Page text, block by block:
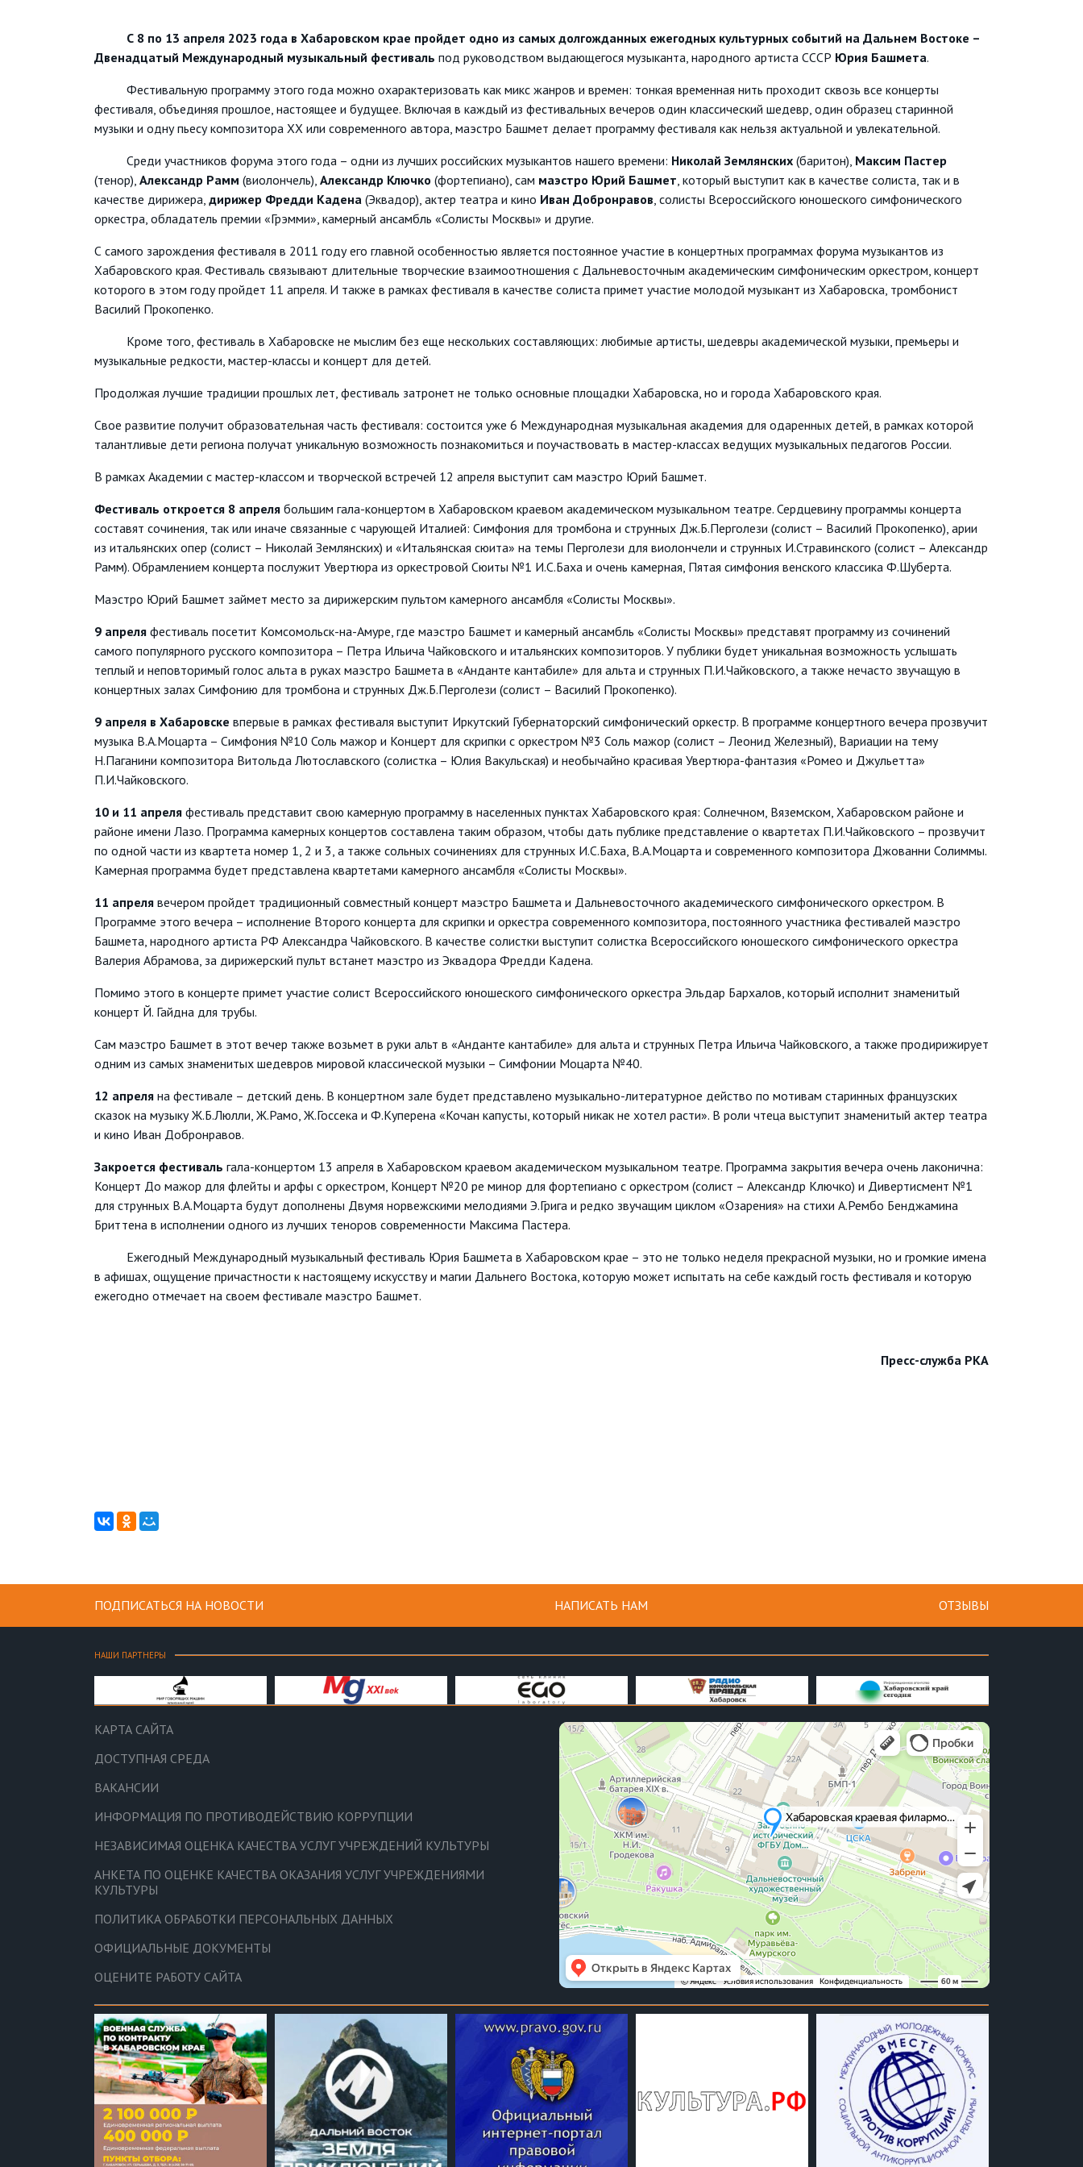
С 8 по 13 апреля 2023 года в Хабаровском крае пройдет одно из самых долгожданных ежегодных культурных событий на Дальнем Востоке –
Двенадцатый Международный музыкальный фестиваль под руководством выдающегося музыканта, народного артиста СССР Юрия Башмета.
Фестивальную программу этого года можно охарактеризовать как микс жанров и времен: тонкая временная нить проходит сквозь все концерты
фестиваля, объединяя прошлое, настоящее и будущее. Включая в каждый из фестивальных вечеров один классический шедевр, один образец старинной
музыки и одну пьесу композитора XX или современного автора, маэстро Башмет делает программу фестиваля как нельзя актуальной и увлекательной.
Среди участников форума этого года – одни из лучших российских музыкантов нашего времени: Николай Землянских (баритон), Максим Пастер
(тенор), Александр Рамм (виолончель), Александр Ключко (фортепиано), сам маэстро Юрий Башмет , который выступит как в качестве солиста, так и в
качестве дирижера, дирижер Фредди Кадена (Эквадор), актер театра и кино Иван Добронравов , солисты Всероссийского юношеского симфонического
оркестра, обладатель премии «Грэмми», камерный ансамбль «Солисты Москвы» и другие.
С самого зарождения фестиваля в 2011 году его главной особенностью является постоянное участие в концертных программах форума музыкантов из
Хабаровского края. Фестиваль связывают длительные творческие взаимоотношения с Дальневосточным академическим симфоническим оркестром, концерт
которого в этом году пройдет 11 апреля. И также в рамках фестиваля в качестве солиста примет участие молодой музыкант из Хабаровска, тромбонист
Василий Прокопенко.
Кроме того, фестиваль в Хабаровске не мыслим без еще нескольких составляющих: любимые артисты, шедевры академической музыки, премьеры и
музыкальные редкости, мастер-классы и концерт для детей.
Продолжая лучшие традиции прошлых лет, фестиваль затронет не только основные площадки Хабаровска, но и города Хабаровского края.
Свое развитие получит образовательная часть фестиваля: состоится уже 6 Международная музыкальная академия для одаренных детей, в рамках которой
талантливые дети региона получат уникальную возможность познакомиться и поучаствовать в мастер-классах ведущих музыкальных педагогов России.
В рамках Академии с мастер-классом и творческой встречей 12 апреля выступит сам маэстро Юрий Башмет.
Фестиваль откроется 8 апреля большим гала-концертом в Хабаровском краевом академическом музыкальном театре. Сердцевину программы концерта
составят сочинения, так или иначе связанные с чарующей Италией: Симфония для тромбона и струнных Дж.Б.Перголези (солист – Василий Прокопенко), арии
из итальянских опер (солист – Николай Землянских) и «Итальянская сюита» на темы Перголези для виолончели и струнных И.Стравинского (солист – Александр
Рамм). Обрамлением концерта послужит Увертюра из оркестровой Сюиты №1 И.С.Баха и очень камерная, Пятая симфония венского классика Ф.Шуберта.
Маэстро Юрий Башмет займет место за дирижерским пультом камерного ансамбля «Солисты Москвы».
9 апреля фестиваль посетит Комсомольск-на-Амуре, где маэстро Башмет и камерный ансамбль «Солисты Москвы» представят программу из сочинений
самого популярного русского композитора – Петра Ильича Чайковского и итальянских композиторов. У публики будет уникальная возможность услышать
теплый и неповторимый голос альта в руках маэстро Башмета в «Анданте кантабиле» для альта и струнных П.И.Чайковского, а также нечасто звучащую в
концертных залах Симфонию для тромбона и струнных Дж.Б.Перголези (солист – Василий Прокопенко).
9 апреля в Хабаровске впервые в рамках фестиваля выступит Иркутский Губернаторский симфонический оркестр. В программе концертного вечера прозвучит
музыка В.А.Моцарта – Симфония №10 Соль мажор и Концерт для скрипки с оркестром №3 Соль мажор (солист – Леонид Железный), Вариации на тему
Н.Паганини композитора Витольда Лютославского (солистка – Юлия Вакульская) и необычайно красивая Увертюра-фантазия «Ромео и Джульетта»
П.И.Чайковского.
10 и 11 апреля фестиваль представит свою камерную программу в населенных пунктах Хабаровского края: Солнечном, Вяземском, Хабаровском районе и
районе имени Лазо. Программа камерных концертов составлена таким образом, чтобы дать публике представление о квартетах П.И.Чайковского – прозвучит
по одной части из квартета номер 1, 2 и 3, а также сольных сочинениях для струнных И.С.Баха, В.А.Моцарта и современного композитора Джованни Солиммы.
Камерная программа будет представлена квартетами камерного ансамбля «Солисты Москвы».
11 апреля вечером пройдет традиционный совместный концерт маэстро Башмета и Дальневосточного академического симфонического оркестром. В
Программе этого вечера – исполнение Второго концерта для скрипки и оркестра современного композитора, постоянного участника фестивалей маэстро
Башмета, народного артиста РФ Александра Чайковского. В качестве солистки выступит солистка Всероссийского юношеского симфонического оркестра
Валерия Абрамова, за дирижерский пульт встанет маэстро из Эквадора Фредди Кадена.
Помимо этого в концерте примет участие солист Всероссийского юношеского симфонического оркестра Эльдар Бархалов, который исполнит знаменитый
концерт Й. Гайдна для трубы.
Сам маэстро Башмет в этот вечер также возьмет в руки альт в «Анданте кантабиле» для альта и струнных Петра Ильича Чайковского, а также продирижирует
одним из самых знаменитых шедевров мировой классической музыки – Симфонии Моцарта №40.
12 апреля на фестивале – детский день. В концертном зале будет представлено музыкально-литературное действо по мотивам старинных французских
сказок на музыку Ж.Б.Люлли, Ж.Рамо, Ж.Госсека и Ф.Куперена «Кочан капусты, который никак не хотел расти». В роли чтеца выступит знаменитый актер театра
и кино Иван Добронравов.
Закроется фестиваль гала-концертом 13 апреля в Хабаровском краевом академическом музыкальном театре. Программа закрытия вечера очень лаконична:
Концерт До мажор для флейты и арфы с оркестром, Концерт №20 ре минор для фортепиано с оркестром (солист – Александр Ключко) и Дивертисмент №1
для струнных В.А.Моцарта будут дополнены Двумя норвежскими мелодиями Э.Грига и редко звучащим циклом «Озарения» на стихи А.Рембо Бенджамина
Бриттена в исполнении одного из лучших теноров современности Максима Пастера.
Ежегодный Международный музыкальный фестиваль Юрия Башмета в Хабаровском крае – это не только неделя прекрасной музыки, но и громкие имена
в афишах, ощущение причастности к настоящему искусству и магии Дальнего Востока, которую может испытать на себе каждый гость фестиваля и которую
ежегодно отмечает на своем фестивале маэстро Башмет.
Пресс-служба РКА
ПОДПИСАТЬСЯ НА НОВОСТИ НАПИСАТЬ НАМ ОТЗЫВЫ
НАШИ ПАРТНЕРЫ
КАРТА САЙТА
ДОСТУПНАЯ СРЕДА
ВАКАНСИИ
ИНФОРМАЦИЯ ПО ПРОТИВОДЕЙСТВИЮ КОРРУПЦИИ
НЕЗАВИСИМАЯ ОЦЕНКА КАЧЕСТВА УСЛУГ УЧРЕЖДЕНИЙ КУЛЬТУРЫ
АНКЕТА ПО ОЦЕНКЕ КАЧЕСТВА ОКАЗАНИЯ УСЛУГ УЧРЕЖДЕНИЯМИ
КУЛЬТУРЫ
ПОЛИТИКА ОБРАБОТКИ ПЕРСОНАЛЬНЫХ ДАННЫХ
ОФИЦИАЛЬНЫЕ ДОКУМЕНТЫ
ОЦЕНИТЕ РАБОТУ САЙТА